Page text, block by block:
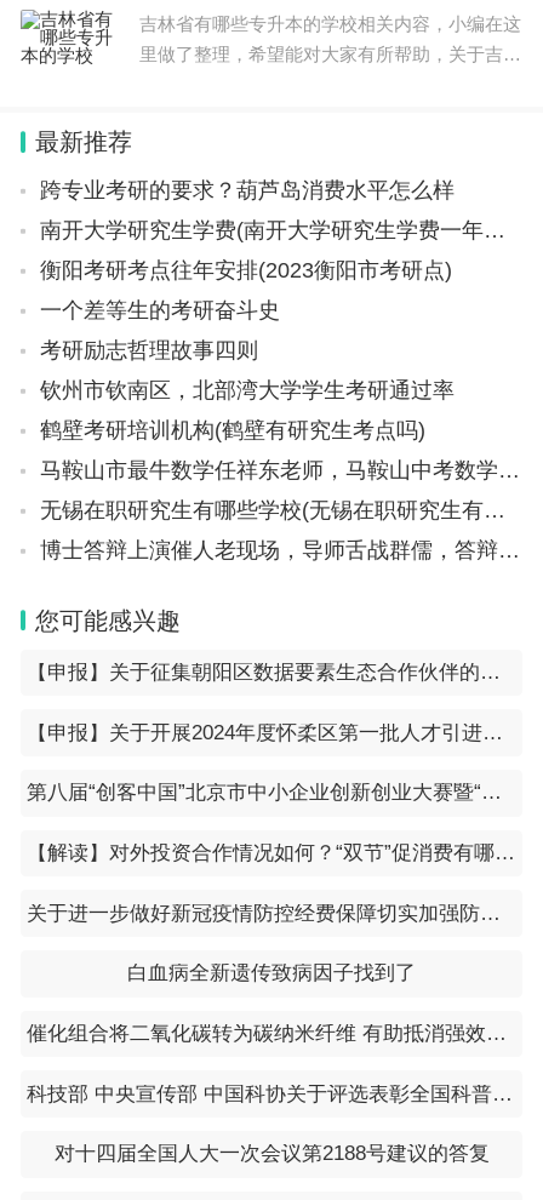
一所全日制、全封闭的民
吉林省有哪些专升本的学校相关内容，小编在这
里做了整理，希望能对大家有所帮助，关于吉林
最新推荐
跨专业考研的要求？葫芦岛消费水平怎么样
南开大学研究生学费(南开大学研究生学费一年多少钱)
衡阳考研考点往年安排(2023衡阳市考研点)
一个差等生的考研奋斗史
考研励志哲理故事四则
钦州市钦南区，北部湾大学学生考研通过率
鹤壁考研培训机构(鹤壁有研究生考点吗)
马鞍山市最牛数学任祥东老师，马鞍山中考数学难吗
无锡在职研究生有哪些学校(无锡在职研究生有哪些学校招生)
博士答辩上演催人老现场，导师舌战群儒，答辩后学生比老师还沧桑
您可能感兴趣
【申报】关于征集朝阳区数据要素生态合作伙伴的通知
【申报】关于开展2024年度怀柔区第一批人才引进集中申报需求征集工作的通知
第八届“创客中国”北京市中小企业创新创业大赛暨“创客北京2023”创新创业大赛参赛项目征集通知
【解读】对外投资合作情况如何？“双节”促消费有哪些举措？……商务部回应近期经贸热点
关于进一步做好新冠疫情防控经费保障切实加强防控经费管理的通知（财办〔2023〕5号）
白血病全新遗传致病因子找到了
催化组合将二氧化碳转为碳纳米纤维 有助抵消强效温室气体排放
科技部 中央宣传部 中国科协关于评选表彰全国科普工作先进集体和先进工作者的通知
对十四届全国人大一次会议第2188号建议的答复